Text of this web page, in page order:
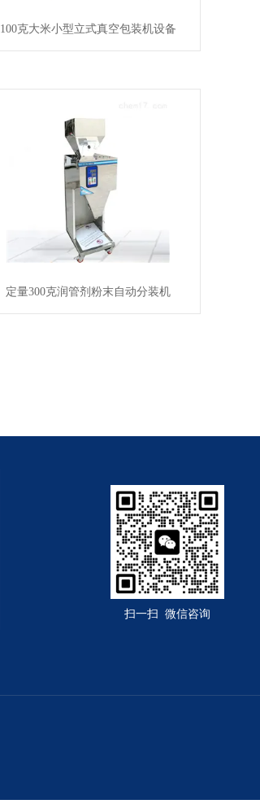
100克大米小型立式真空包装机设备
定量300克润管剂粉末自动分装机
扫一扫 微信咨询